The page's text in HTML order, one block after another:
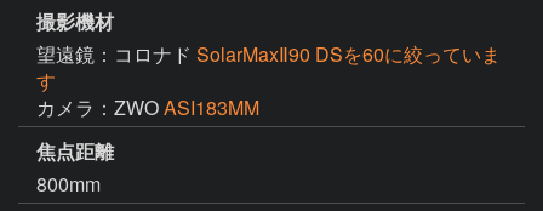
撮影機材
望遠鏡：コロナド SolarMaxⅡ90 DSを60に絞っていま
す
カメラ：ZWOASI183MM
焦点距離
800mm